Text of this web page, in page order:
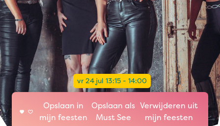
vr 24 jul 13:15 - 14:00
Opslaan in
mijn feesten
Opslaan als
Must See
Verwijderen uit
mijn feesten